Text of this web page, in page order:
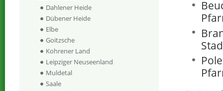
Dahlener Heide
Dübener Heide
Elbe
Goitzsche
Kohrener Land
Leipziger Neuseenland
Muldetal
Saale